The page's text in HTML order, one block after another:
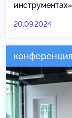
20.09.2024
конференция